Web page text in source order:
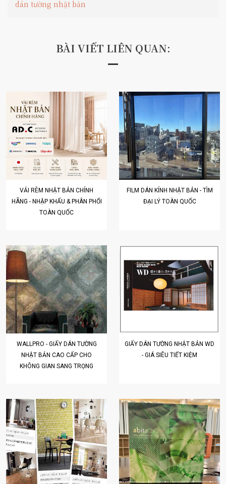
dán tường nhật bản
BÀI VIẾT LIÊN QUAN:
VẢI RÈM NHẬT BẢN CHÍNH
HÃNG - NHẬP KHẨU & PHÂN PHỐI
TOÀN QUỐC
FILM DÁN KÍNH NHẬT BẢN - TÌM
ĐẠI LÝ TOÀN QUỐC
WALLPRO - GIẤY DÁN TƯỜNG
NHẬT BẢN CAO CẤP CHO
KHÔNG GIAN SANG TRỌNG
GIẤY DÁN TƯỜNG NHẬT BẢN WD
- GIÁ SIÊU TIẾT KIỆM